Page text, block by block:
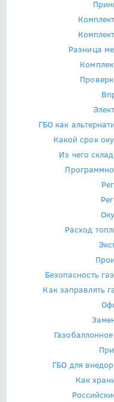
Разница
ГБО как
Какой срок
Из чего
Расход
Безопасность
Как заправлять
ГБО для
Как